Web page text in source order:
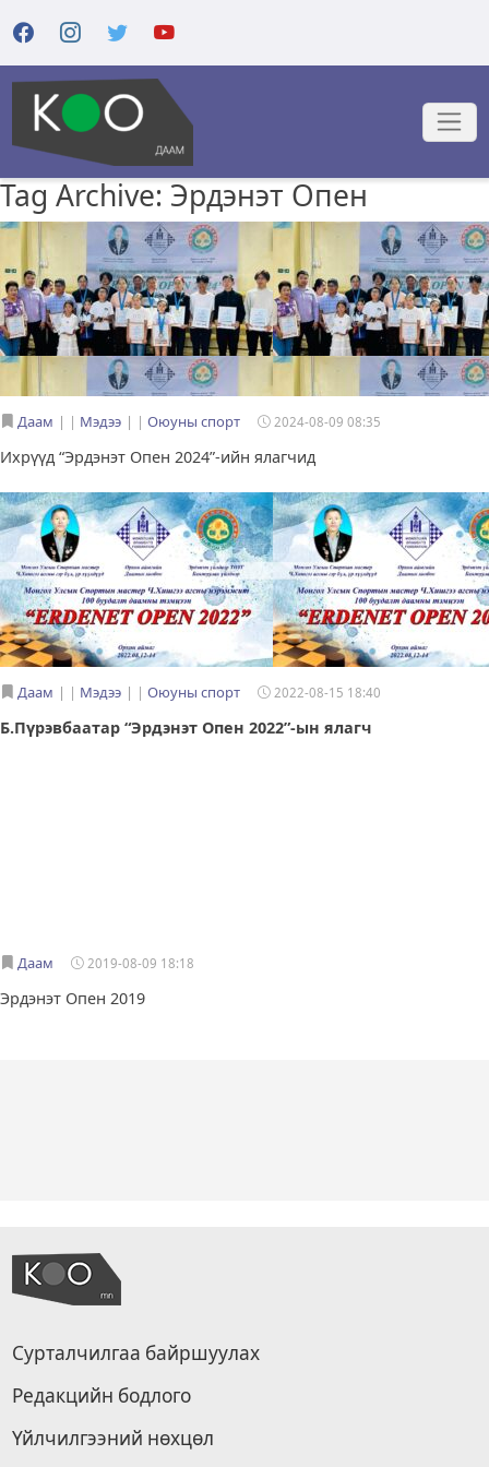
Tag Archive: Эрдэнэт Опен
Даам | Мэдээ | Оюуны спорт 2024-08-09 08:35
Ихрүүд “Эрдэнэт Опен 2024”-ийн ялагчид
Даам | Мэдээ | Оюуны спорт 2022-08-15 18:40
Б.Пүрэвбаатар “Эрдэнэт Опен 2022”-ын ялагч
Даам 2019-08-09 18:18
Эрдэнэт Опен 2019
Сурталчилгаа байршуулах
Редакцийн бодлого
Үйлчилгээний нөхцөл